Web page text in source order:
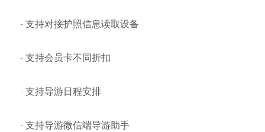
- 支持对接护照信息读取设备
- 支持会员卡不同折扣
- 支持导游日程安排
- 支持导游微信端导游助手